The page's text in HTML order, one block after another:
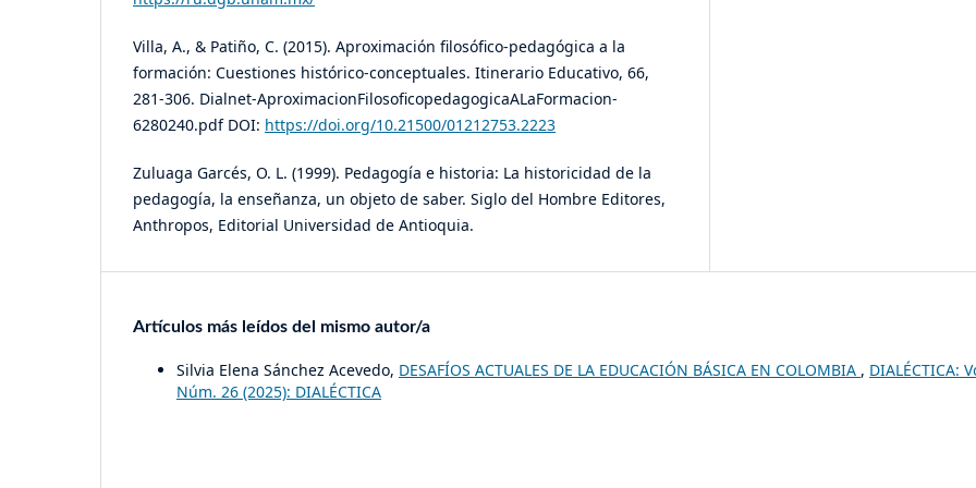
Villa, A., & Patiño, C. (2015). Aproximación filosófico-pedagógica a la
formación: Cuestiones histórico-conceptuales. Itinerario Educativo, 66,
281-306. Dialnet-AproximacionFilosoficopedagogicaALaFormacion-
6280240.pdf DOI: https://doi.org/10.21500/01212753.2223
Zuluaga Garcés, O. L. (1999). Pedagogía e historia: La historicidad de la
pedagogía, la enseñanza, un objeto de saber. Siglo del Hombre Editores,
Anthropos, Editorial Universidad de Antioquia.
Artículos más leídos del mismo autor/a
Silvia Elena Sánchez Acevedo, DESAFÍOS ACTUALES DE LA EDUCACIÓN BÁSICA EN COLOMBIA , DIALÉCTICA:
Núm. 26 (2025): DIALÉCTICA